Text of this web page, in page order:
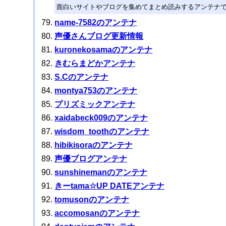
面白いサイトやブログを集めてまとめ読みするアンテナ
name-7582のアンテナ
声優さんブログ更新情報
kuronekosamaのアンテナ
きむらまどかアンテナ
S.Cのアンテナ
montya753のアンテナ
プリズミックアンテナ
xaidabeck009のアンテナ
wisdom_toothのアンテナ
hibikisoraのアンテナ
声優ブログアンテナ
sunshinemanのアンテナ
きーtama☆UP DATEアンテナ
tomusonのアンテナ
accomosanのアンテナ